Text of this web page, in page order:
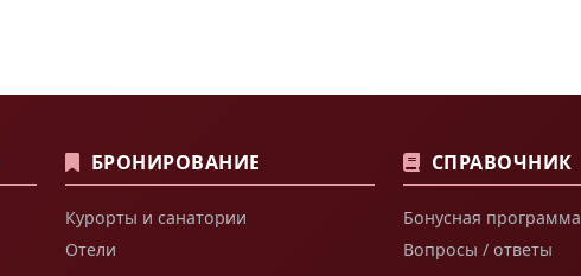
БРОНИРОВАНИЕ
Курорты и санатории
Отели
СПРАВОЧНИК
Бонусная программа
Вопросы / ответы